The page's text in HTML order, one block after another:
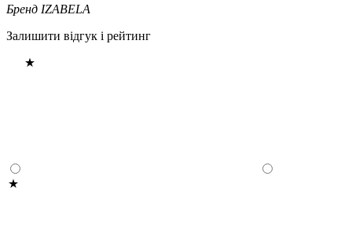
Бренд IZABELA
Залишити відгук і рейтинг